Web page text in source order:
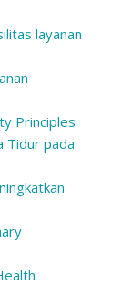
layanan
Principles
Tidur pada